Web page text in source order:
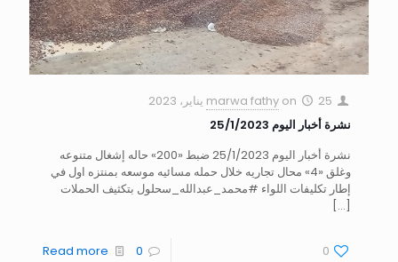
marwa fathy on
25 يناير، 2023
نشرة أخبار اليوم 25/1/2023
نشرة أخبار اليوم 25/1/2023 ضبط «200» حاله إشغال متنوعه
وغلق «4» محال تجاريه خلال حمله مسائيه موسعه بمنتزه اول في
إطار تكليفات اللواء #محمد_عبدالله_سحلول بتكثيف الحملات
[…]
0
0
Read more